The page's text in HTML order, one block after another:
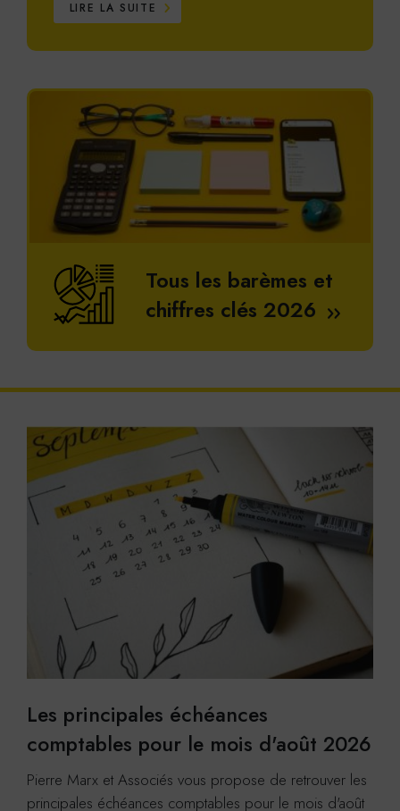
LIRE LA SUITE
Tous les barèmes et
chiffres clés 2026
Les principales échéances
comptables pour le mois d'août 2026
Pierre Marx et Associés vous propose de retrouver les
principales échéances comptables pour le mois d'août
Statistiques
ACCEPTER REFUSER